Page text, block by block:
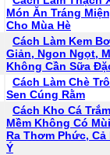
Món Ăn Tráng
Cho Mùa Hè
Cách Làm Kem
Giản, Ngon Ngọt,
Không Cần Sữa
Cách Làm Chè
Sen Cúng Rằm
Cách Kho Cá
Mềm Không Có
Ra Thơm Phức,
Ý